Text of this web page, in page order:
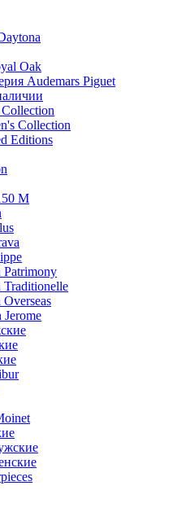
Oak
Audemars Piguet
Collection
Editions
M
Patrimony
Traditionelle